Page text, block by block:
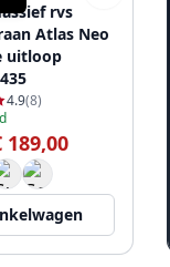
rvs
Atlas Neo
uitloop
4.9(8)
189,00